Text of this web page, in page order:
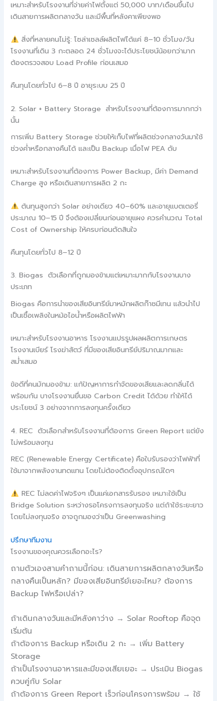
เหมาะสำหรับโรงงานที่จ่ายค่าไฟตั้งแต่ 50,000 บาท/เดือนขึ้นไป
เดินสายการผลิตกลางวัน และมีพื้นที่หลังคาเพียงพอ
สิ่งที่หลายคนไม่รู้: โซล่าเซลล์ผลิตไฟได้แค่ 8–10 ชั่วโมง/วัน
โรงงานที่เดิน 3 กะตลอด 24 ชั่วโมงจะได้ประโยชน์น้อยกว่ามาก
ต้องตรวจสอบ Load Profile ก่อนเสมอ
คืนทุนโดยทั่วไป 6–8 ปี อายุระบบ 25 ปี
2. Solar + Battery Storage สำหรับโรงงานที่ต้องการมากกว่า
นั้น
การเพิ่ม Battery Storage ช่วยให้เก็บไฟที่ผลิตช่วงกลางวันมาใช้
ช่วงค่ำหรือกลางคืนได้ และเป็น Backup เมื่อไฟ PEA ดับ
เหมาะสำหรับโรงงานที่ต้องการ Power Backup, มีค่า Demand
Charge สูง หรือเดินสายการผลิต 2 กะ
ต้นทุนสูงกว่า Solar อย่างเดียว 40–60% และอายุแบตเตอรี่
ประมาณ 10–15 ปี จึงต้องเปลี่ยนก่อนอายุแผง ควรคำนวณ Total
Cost of Ownership ให้ครบก่อนตัดสินใจ
คืนทุนโดยทั่วไป 8–12 ปี
3. Biogas ตัวเลือกที่ถูกมองข้ามแต่เหมาะมากกับโรงงานบาง
ประเภท
Biogas คือการนำของเสียอินทรีย์มาหมักผลิตก๊าซมีเทน แล้วนำไป
เป็นเชื้อเพลิงในหม้อไอน้ำหรือผลิตไฟฟ้า
เหมาะสำหรับโรงงานอาหาร โรงงานแปรรูปผลผลิตการเกษตร
โรงงานเบียร์ โรงฆ่าสัตว์ ที่มีของเสียอินทรีย์ปริมาณมากและ
สม่ำเสมอ
ข้อดีที่คนมักมองข้าม: แก้ปัญหาการกำจัดของเสียและลดกลิ่นได้
พร้อมกัน บางโรงงานยื่นขอ Carbon Credit ได้ด้วย ทำให้ได้
ประโยชน์ 3 อย่างจากการลงทุนครั้งเดียว
4. REC ตัวเลือกสำหรับโรงงานที่ต้องการ Green Report แต่ยัง
ไม่พร้อมลงทุน
REC (Renewable Energy Certificate) คือใบรับรองว่าไฟฟ้าที่
ใช้มาจากพลังงานทดแทน โดยไม่ต้องติดตั้งอุปกรณ์ใดๆ
REC ไม่ลดค่าไฟจริงๆ เป็นแค่เอกสารรับรอง เหมาะใช้เป็น
Bridge Solution ระหว่างรอโครงการลงทุนจริง แต่ถ้าใช้ระยะยาว
โดยไม่ลงทุนจริง อาจถูกมองว่าเป็น Greenwashing
ปรึกษาทีมงาน
โรงงานของคุณควรเลือกอะไร?
ถามตัวเองสามคำถามนี้ก่อน: เดินสายการผลิตกลางวันหรือ
กลางคืนเป็นหลัก? มีของเสียอินทรีย์เยอะไหม? ต้องการ
Backup ไฟหรือเปล่า?
ถ้าเดินกลางวันและมีหลังคาว่าง → Solar Rooftop คือจุด
เริ่มต้น
ถ้าต้องการ Backup หรือเดิน 2 กะ → เพิ่ม Battery
Storage
ถ้าเป็นโรงงานอาหารและมีของเสียเยอะ → ประเมิน Biogas
ควบคู่กับ Solar
ถ้าต้องการ Green Report เร็วก่อนโครงการพร้อม → ใช้